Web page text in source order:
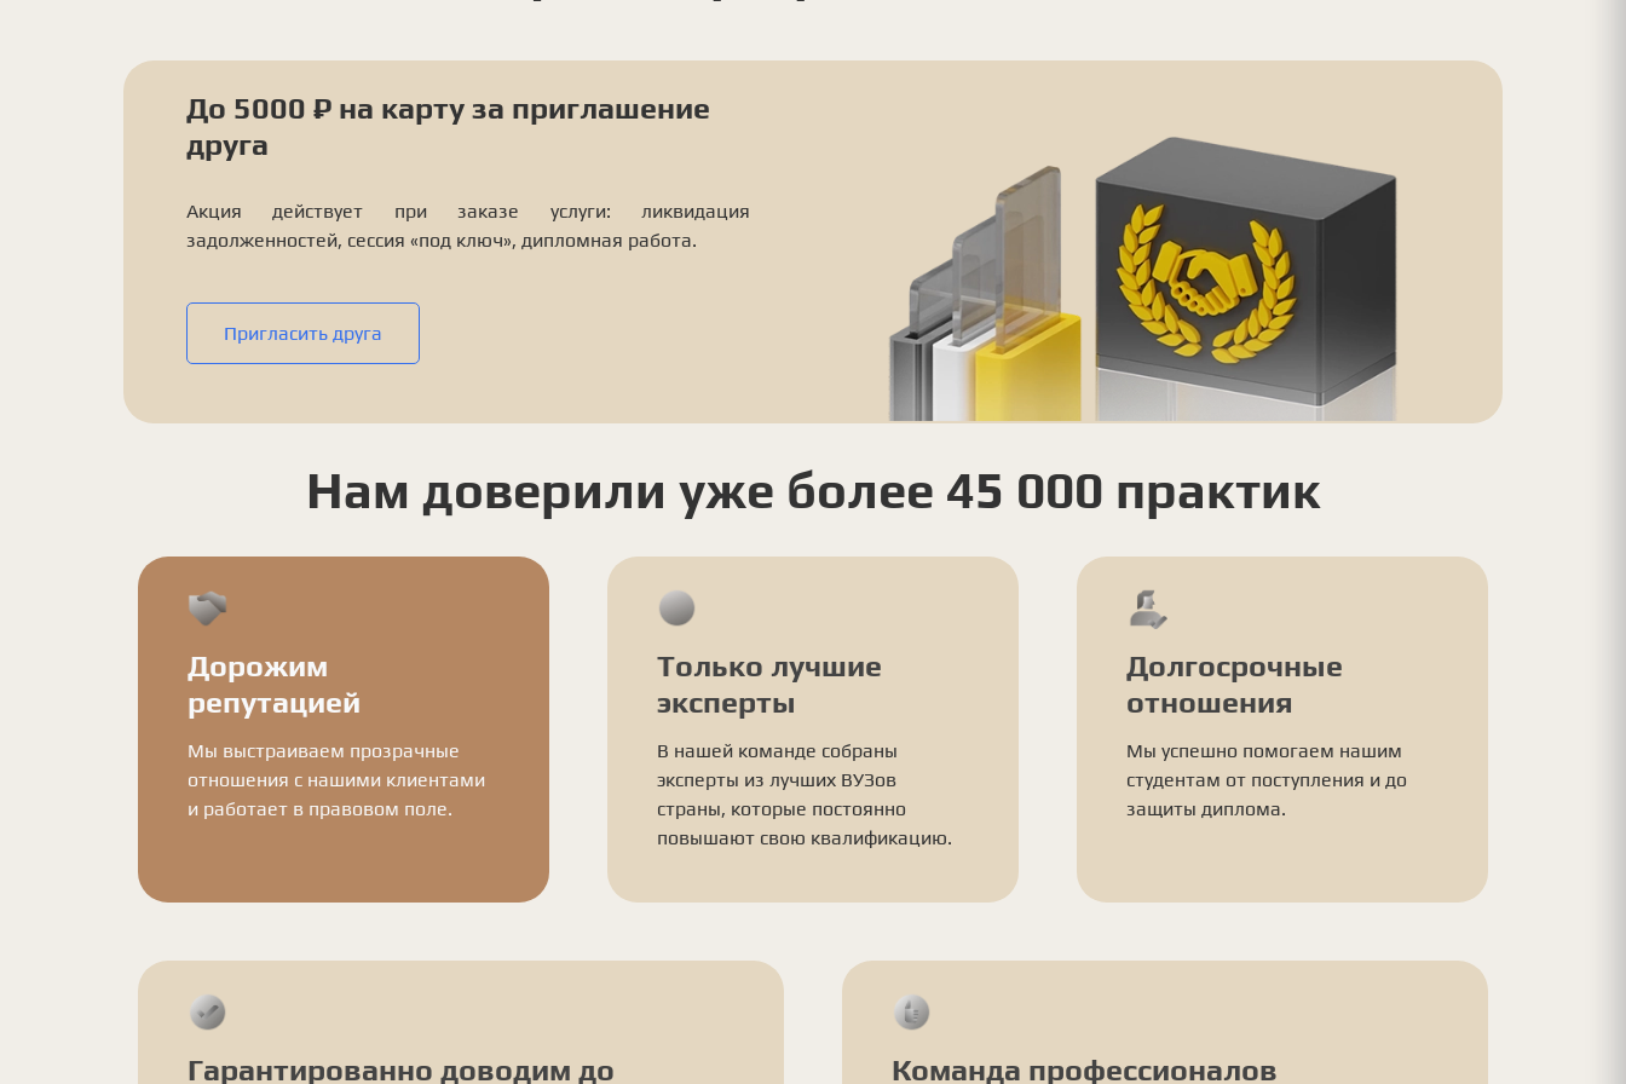
До 5000 ₽ на карту за приглашение
друга
Акция действует при заказе услуги: ликвидация
задолженностей, сессия «под ключ», дипломная работа.
Пригласить друга
Нам доверили уже более 45 000 практик
Дорожим
репутацией
Мы выстраиваем прозрачные
отношения с нашими клиентами
и работает в правовом поле.
Только лучшие
эксперты
В нашей команде собраны
эксперты из лучших ВУЗов
страны, которые постоянно
повышают свою квалификацию.
Долгосрочные
отношения
Мы успешно помогаем нашим
студентам от поступления и до
защиты диплома.
Гарантированно доводим до Команда профессионалов